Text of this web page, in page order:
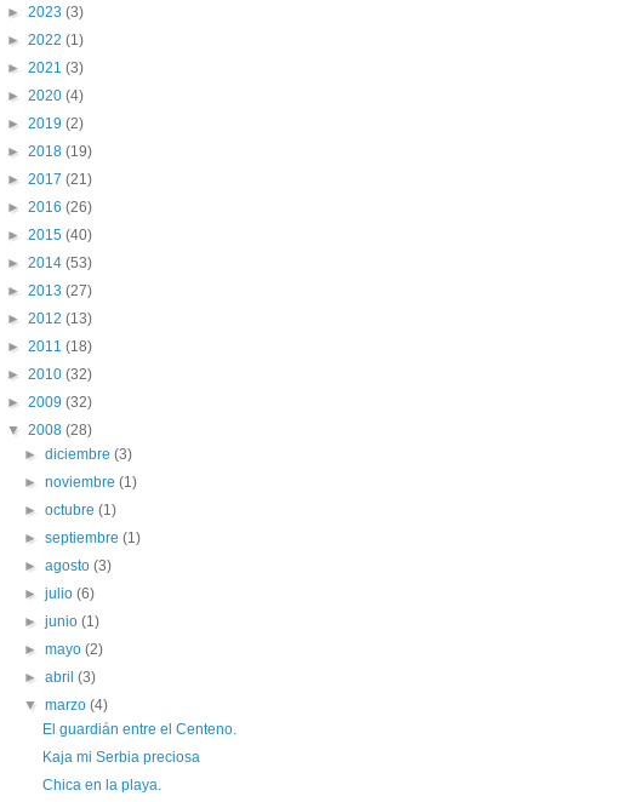
► 2023 (3)
► 2022 (1)
► 2021 (3)
► 2020 (4)
► 2019 (2)
► 2018 (19)
► 2017 (21)
► 2016 (26)
► 2015 (40)
► 2014 (53)
► 2013 (27)
► 2012 (13)
► 2011 (18)
► 2010 (32)
► 2009 (32)
▼ 2008 (28)
►diciembre(3)
►noviembre(1)
►octubre(1)
►septiembre(1)
►agosto(3)
►julio(6)
►junio(1)
►mayo(2)
►abril(3)
▼marzo(4)
El guardián entre el Centeno.
Kaja mi Serbia preciosa
Chica en la playa.